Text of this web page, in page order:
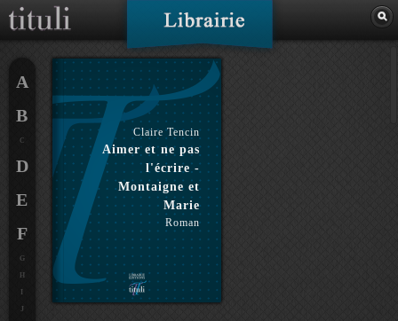
Claire Tencin
Aimer et ne pas
l'écrire -
Montaigne et
Marie
Roman
A
B
C
D
E
F
G
H
J